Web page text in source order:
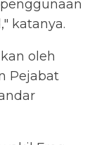
katanya.
oleh
Pejabat